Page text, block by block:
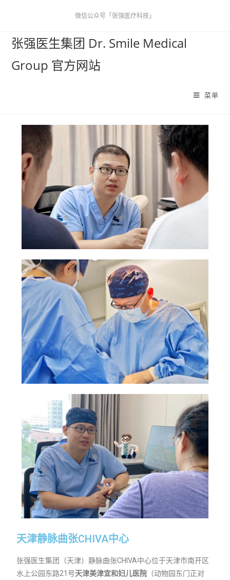
微信公众号「张强医疗科技」
张强医生集团 Dr. Smile Medical
Group 官方网站
菜单
天津静脉曲张CHIVA中心
张强医生集团（天津）静脉曲张CHIVA中心位于天津市南开区
水上公园东路21号天津美津宜和妇儿医院 （动物园东门正对